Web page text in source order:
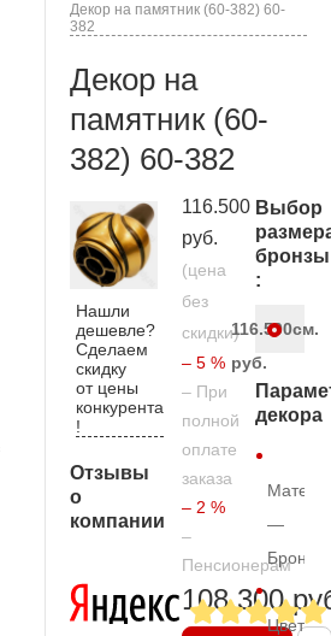
Декор на памятник (60-382) 60-
382
Декор на
памятник (60-
382) 60-382
Нашли
дешевле?
Сделаем
скидку
от цены
конкурента
!
Отзывы
о
компании
116.500
руб.
(цена
без
скидки)
– 5 %
– При
полной
оплате
заказа
– 2 %
–
Пенсионерам
108.300
Выбор
бронзы
:
116.500
руб.
см.
декора
—
Бронза
Цвет